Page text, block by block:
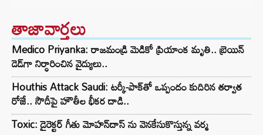
తాజావార్తలు
Medico Priyanka: రాజమండ్రి మెడికో ప్రియాంక మృతి.. బ్రెయిన్
డెడ్‌గా నిర్ధారించిన వైద్యులు..
Houthis Attack Saudi: టర్కీ-పాక్‌తో ఒప్పందం కుదిరిన తర్వాత
రోజే.. సౌదీపై హౌతీల భీకర దాడి..
Toxic: డైరెక్టర్ గీతు మోహన్‌దాస్ ను వెనకేసుకొస్తున్న వర్మ